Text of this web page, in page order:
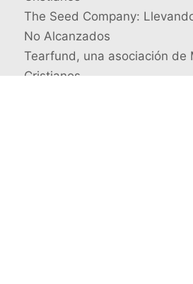
The Seed Company:
No Alcanzados
Tearfund, una asociación de
Cristianos